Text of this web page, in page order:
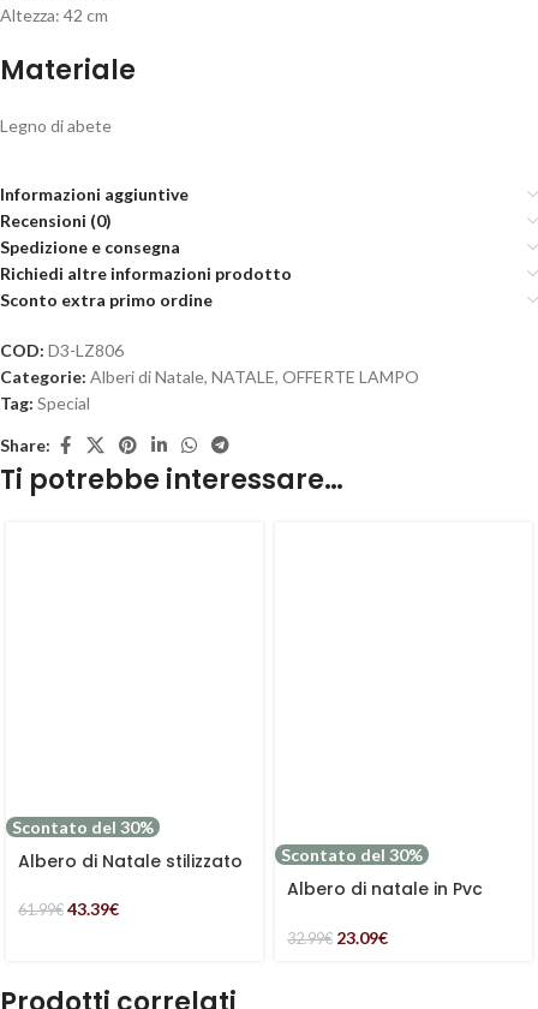
Altezza: 42 cm
Materiale
Legno di abete
Informazioni aggiuntive
Recensioni (0)
Spedizione e consegna
Richiedi altre informazioni prodotto
Sconto extra primo ordine
COD: D3-LZ806
Categorie: Alberi di Natale, NATALE, OFFERTE LAMPO
Tag: Special
Share:
Ti potrebbe interessare…
Scontato del 30%
Albero di Natale stilizzato
61.99€ 43.39€
Scontato del 30%
Albero di natale in Pvc
32.99€ 23.09€